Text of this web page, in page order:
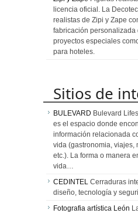
licencia oficial. La
realistas de Zipi y Zape
fabricación personalizada
proyectos especiales
para hoteles.
Sitios de
BULEVARD Bulevard
es el espacio donde
información relacionada
vida (gastronomia, viajes,
etc.). La forma o manera
vida…
CEDINTEL Cerraduras
diseño, tecnología y
Fotografia artística León